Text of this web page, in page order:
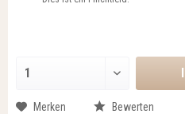
Merken Bewerten